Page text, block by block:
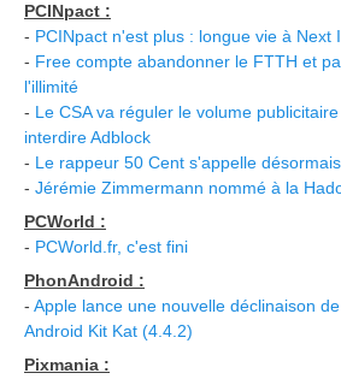
PCINpact :
- PCINpact n'est plus : longue vie à Next
- Free compte abandonner le FTTH et
l'illimité
- Le CSA va réguler le volume
interdire Adblock
- Le rappeur 50 Cent s'appelle
- Jérémie Zimmermann nommé à la
PCWorld :
- PCWorld.fr, c'est fini
PhonAndroid :
- Apple lance une nouvelle déclinaison
Android Kit Kat (4.4.2)
Pixmania :